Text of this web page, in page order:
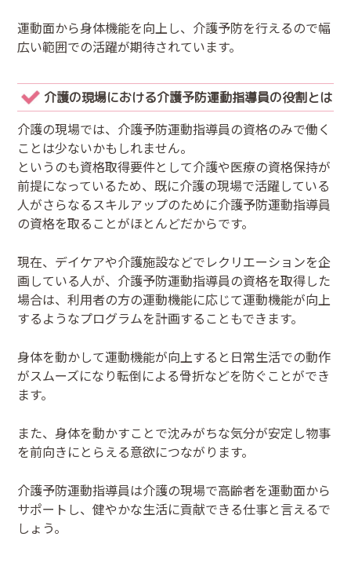
運動面から身体機能を向上し、介護予防を行えるので幅
広い範囲での活躍が期待されています。
介護の現場における介護予防運動指導員の役割とは
介護の現場では、介護予防運動指導員の資格のみで働く
ことは少ないかもしれません。
というのも資格取得要件として介護や医療の資格保持が
前提になっているため、既に介護の現場で活躍している
人がさらなるスキルアップのために介護予防運動指導員
の資格を取ることがほとんどだからです。
現在、デイケアや介護施設などでレクリエーションを企
画している人が、介護予防運動指導員の資格を取得した
場合は、利用者の方の運動機能に応じて運動機能が向上
するようなプログラムを計画することもできます。
身体を動かして運動機能が向上すると日常生活での動作
がスムーズになり転倒による骨折などを防ぐことができ
ます。
また、身体を動かすことで沈みがちな気分が安定し物事
を前向きにとらえる意欲につながります。
介護予防運動指導員は介護の現場で高齢者を運動面から
サポートし、健やかな生活に貢献できる仕事と言えるで
しょう。